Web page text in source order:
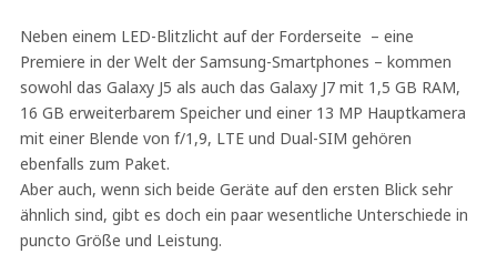
Neben einem LED-Blitzlicht auf der Forderseite – eine
Premiere in der Welt der Samsung-Smartphones – kommen
sowohl das Galaxy J5 als auch das Galaxy J7 mit 1,5 GB RAM,
16 GB erweiterbarem Speicher und einer 13 MP Hauptkamera
mit einer Blende von f/1,9, LTE und Dual-SIM gehören
ebenfalls zum Paket.
Aber auch, wenn sich beide Geräte auf den ersten Blick sehr
ähnlich sind, gibt es doch ein paar wesentliche Unterschiede in
puncto Größe und Leistung.